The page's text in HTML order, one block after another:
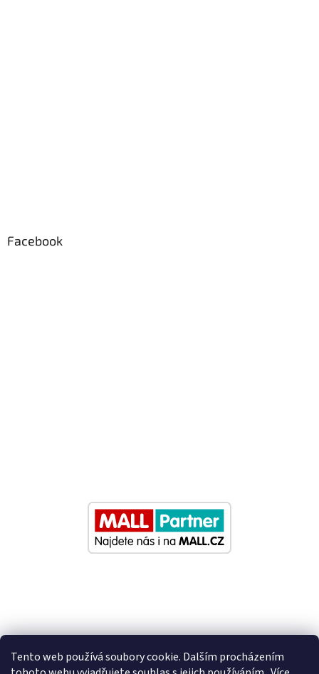
Tento web používá soubory cookie. Dalším procházením
Facebook